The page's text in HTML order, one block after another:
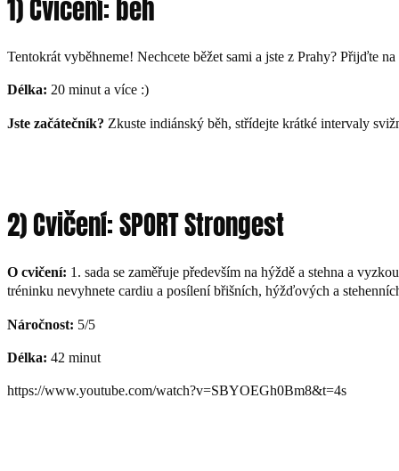
1) Cvičení: běh
Tentokrát vyběhneme! Nechcete běžet sami a jste z Prahy? Přijďte
Délka: 20 minut a více :)
Jste začátečník? Zkuste indiánský běh, střídejte krátké intervaly
2) Cvičení: SPORT Strongest
O cvičení: 1. sada se zaměřuje především na hýždě a stehna a
tréninku nevyhnete cardiu a posílení břišních, hýžďových a
Náročnost: 5/5
Délka: 42 minut
https://www.youtube.com/watch?v=SBYOEGh0Bm8&t=4s